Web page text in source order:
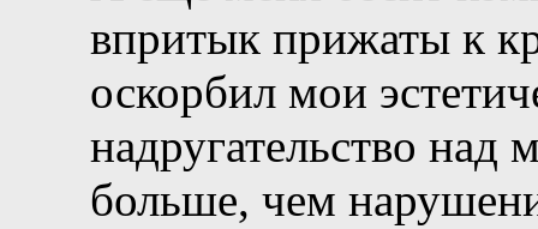
впритык прижаты к
оскорбил мои
надругательство над
больше, чем